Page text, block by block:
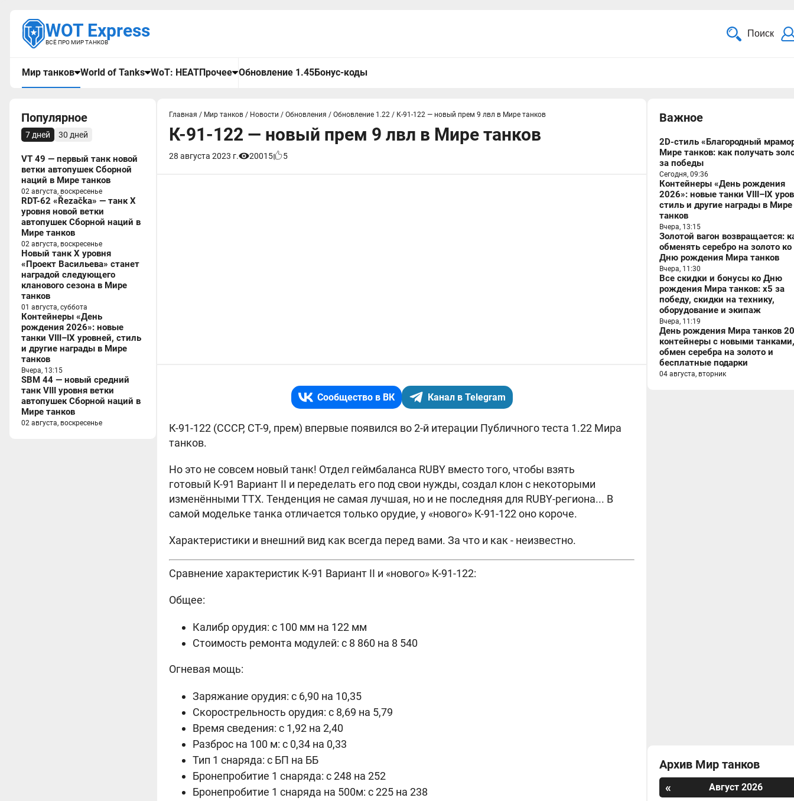
WOT Express
ВСЁ ПРО МИР ТАНКОВ
Поиск
Мир танков World of Tanks WoT: HEATПрочее Обновление 1.45Бонус-коды
Популярное
7 дней 30 дней
VT 49 — первый танк новой
ветки автопушек Сборной
наций в Мире танков
02 августа, воскресенье
RDT-62 «Řezačka» — танк X
уровня новой ветки
автопушек Сборной наций в
Мире танков
02 августа, воскресенье
Новый танк X уровня
«Проект Васильева» станет
наградой следующего
кланового сезона в Мире
танков
01 августа, суббота
Контейнеры «День
рождения 2026»: новые
танки VIII–IX уровней, стиль
и другие награды в Мире
танков
Вчера, 13:15
SBM 44 — новый средний
танк VIII уровня ветки
автопушек Сборной наций в
Мире танков
02 августа, воскресенье
Главная / Мир танков / Новости / Обновления / Обновление 1.22 / К-91-122 — новый прем 9 лвл в Мире танков
К-91-122 — новый прем 9 лвл в Мире танков
28 августа 2023 г. 20015 5
Сообщество в ВК Канал в Telegram
К-91-122 (СССР, СТ-9, прем) впервые появился во 2-й итерации Публичного теста 1.22 Мира
танков.
Но это не совсем новый танк! Отдел геймбаланса RUBY вместо того, чтобы взять
готовый К-91 Вариант II и переделать его под свои нужды, создал клон с некоторыми
изменёнными ТТХ. Тенденция не самая лучшая, но и не последняя для RUBY-региона... В
самой модельке танка отличается только орудие, у «нового» К-91-122 оно короче.
Характеристики и внешний вид как всегда перед вами. За что и как - неизвестно.
Сравнение характеристик К-91 Вариант II и «нового» К-91-122:
Общее:
Калибр орудия: с 100 мм на 122 мм
Стоимость ремонта модулей: с 8 860 на 8 540
Огневая мощь:
Заряжание орудия: с 6,90 на 10,35
Скорострельность орудия: с 8,69 на 5,79
Время сведения: с 1,92 на 2,40
Разброс на 100 м: с 0,34 на 0,33
Тип 1 снаряда: с БП на ББ
Бронепробитие 1 снаряда: с 248 на 252
Бронепробитие 1 снаряда на 500м: с 225 на 238
Важное
2D-стиль «Благородный
Мире танков: как получать
за победы
Сегодня, 09:36
Контейнеры «День рождения
2026»: новые танки VIII–IX
стиль и другие награды в Мире
танков
Вчера, 13:15
Золотой вагон возвращается:
обменять серебро на золото ко
Дню рождения Мира танков
Вчера, 11:30
Все скидки и бонусы ко Дню
рождения Мира танков: x5 за
победу, скидки на технику,
оборудование и экипаж
Вчера, 11:19
День рождения Мира танков
контейнеры с новыми танками,
обмен серебра на золото и
бесплатные подарки
04 августа, вторник
Архив Мир танков
«
Август 2026